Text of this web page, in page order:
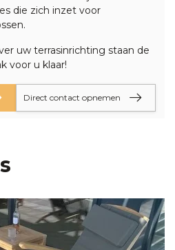
die zich inzet voor
uw terrasinrichting staan de
voor u klaar!
Direct contact opnemen